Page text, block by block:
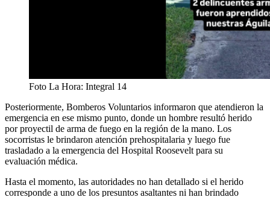
Foto La Hora: Integral 14
Posteriormente, Bomberos Voluntarios informaron que atendieron la
emergencia en ese mismo punto, donde un hombre resultó herido
por proyectil de arma de fuego en la región de la mano. Los
socorristas le brindaron atención prehospitalaria y luego fue
trasladado a la emergencia del Hospital Roosevelt para su
evaluación médica.
Hasta el momento, las autoridades no han detallado si el herido
corresponde a uno de los presuntos asaltantes ni han brindado